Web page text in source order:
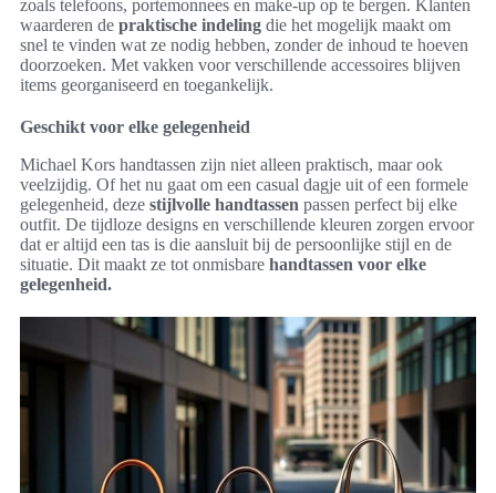
zoals telefoons, portemonnees en make-up op te bergen. Klanten
waarderen de praktische indeling die het mogelijk maakt om
snel te vinden wat ze nodig hebben, zonder de inhoud te hoeven
doorzoeken. Met vakken voor verschillende accessoires blijven
items georganiseerd en toegankelijk.
Geschikt voor elke gelegenheid
Michael Kors handtassen zijn niet alleen praktisch, maar ook
veelzijdig. Of het nu gaat om een casual dagje uit of een formele
gelegenheid, deze stijlvolle handtassen passen perfect bij elke
outfit. De tijdloze designs en verschillende kleuren zorgen ervoor
dat er altijd een tas is die aansluit bij de persoonlijke stijl en de
situatie. Dit maakt ze tot onmisbare handtassen voor elke
gelegenheid.